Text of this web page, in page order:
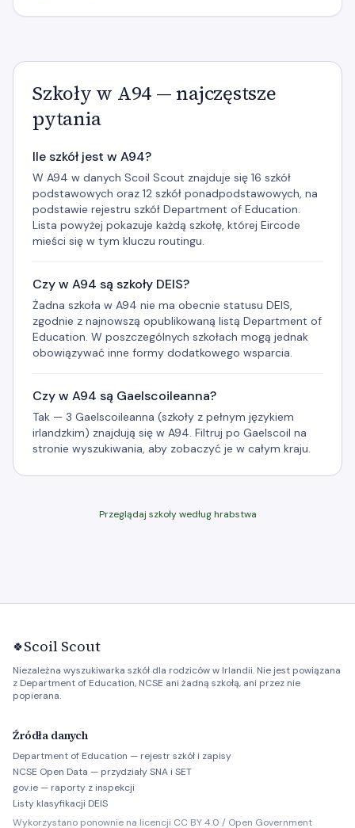
Szkoły w A94 — najczęstsze
pytania
Ile szkół jest w A94?
W A94 w danych Scoil Scout znajduje się 16 szkół
podstawowych oraz 12 szkół ponadpodstawowych, na
podstawie rejestru szkół Department of Education.
Lista powyżej pokazuje każdą szkołę, której Eircode
mieści się w tym kluczu routingu.
Czy w A94 są szkoły DEIS?
Żadna szkoła w A94 nie ma obecnie statusu DEIS,
zgodnie z najnowszą opublikowaną listą Department of
Education. W poszczególnych szkołach mogą jednak
obowiązywać inne formy dodatkowego wsparcia.
Czy w A94 są Gaelscoileanna?
Tak — 3 Gaelscoileanna (szkoły z pełnym językiem
irlandzkim) znajdują się w A94. Filtruj po Gaelscoil na
stronie wyszukiwania, aby zobaczyć je w całym kraju.
Przeglądaj szkoły według hrabstwa
🍀Scoil Scout
Niezależna wyszukiwarka szkół dla rodziców w Irlandii. Nie jest powiązana
z Department of Education, NCSE ani żadną szkołą, ani przez nie
popierana.
Źródła danych
Department of Education — rejestr szkół i zapisy
NCSE Open Data — przydziały SNA i SET
gov.ie — raporty z inspekcji
Listy klasyfikacji DEIS
Wykorzystano ponownie na licencji CC BY 4.0 / Open Government